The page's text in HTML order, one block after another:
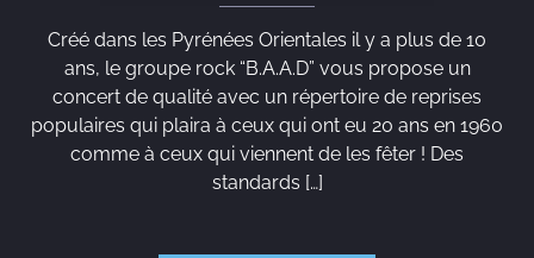
Créé dans les Pyrénées Orientales il y a plus de 10
ans, le groupe rock “B.A.A.D” vous propose un
concert de qualité avec un répertoire de reprises
populaires qui plaira à ceux qui ont eu 20 ans en 1960
comme à ceux qui viennent de les fêter ! Des
standards […]